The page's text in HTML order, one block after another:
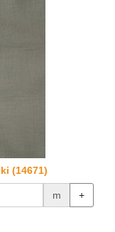
(14671)
m +